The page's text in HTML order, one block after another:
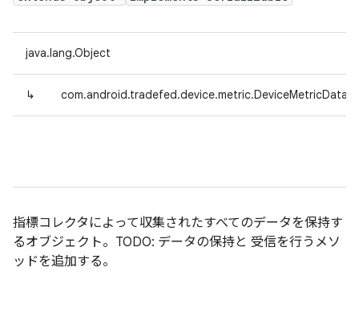
java.lang.Object
↳ com.android.tradefed.device.metric.DeviceMetricData
指標コレクタによって収集されたすべてのデータを保持す
るオブジェクト。TODO: データの保持と 受信を行うメソ
ッドを追加する。